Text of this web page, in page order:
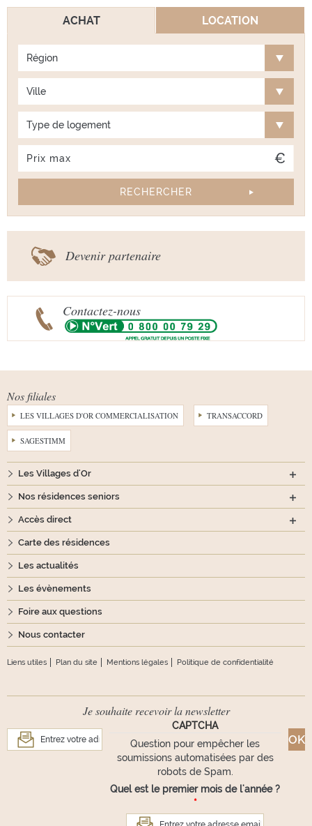
ACHAT LOCATION
Région
Ville
Type de logement
Devenir partenaire
Contactez-nous
Nos filiales
LES VILLAGES D'OR COMMERCIALISATION TRANSACCORD
SAGESTIMM
Les Villages d'Or
Nos résidences seniors
Accès direct
Carte des résidences
Les actualités
Les évènements
Foire aux questions
Nous contacter
Liens utiles Plan du site Mentions légales Politique de confidentialité
Je souhaite recevoir la newsletter
CAPTCHA
Question pour empêcher les
soumissions automatisées par des
robots de Spam.
Quel est le premier mois de l'année ?
*